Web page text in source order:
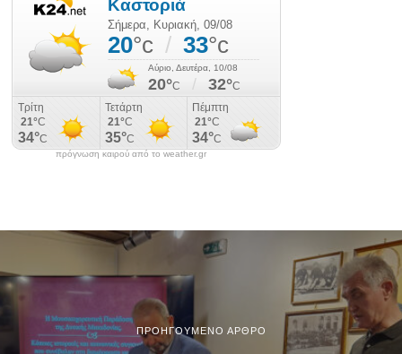
πρόγνωση καιρού από το weather.gr
ΠΡΟΗΓΟΎΜΕΝΟ ΆΡΘΡΟ